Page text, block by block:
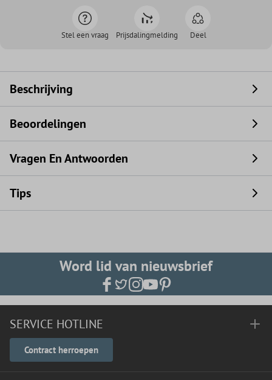
Stel een vraag Prijsdalingmelding Deel
Beschrijving
Beoordelingen
Vragen En Antwoorden
Tips
Word lid van nieuwsbrief
SERVICE HOTLINE
Contract herroepen